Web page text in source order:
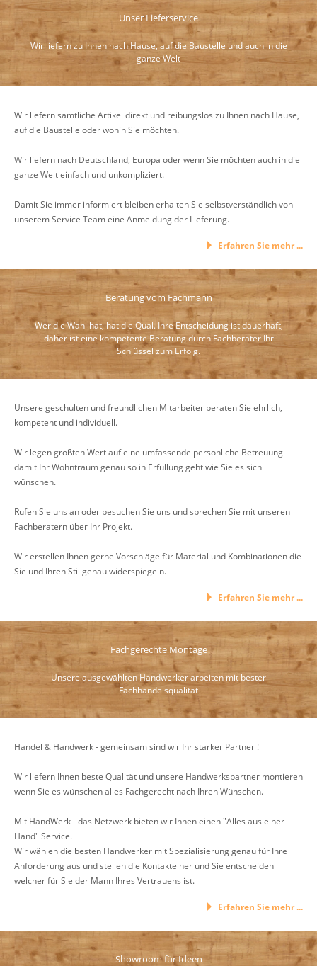
Unser Lieferservice
Wir liefern zu Ihnen nach Hause, auf die Baustelle und auch in die
ganze Welt
Wir liefern sämtliche Artikel direkt und reibungslos zu Ihnen nach Hause,
auf die Baustelle oder wohin Sie möchten.
Wir liefern nach Deutschland, Europa oder wenn Sie möchten auch in die
ganze Welt einfach und unkompliziert.
Damit Sie immer informiert bleiben erhalten Sie selbstverständlich von
unserem Service Team eine Anmeldung der Lieferung.
Erfahren Sie mehr ...
Beratung vom Fachmann
Wer die Wahl hat, hat die Qual. Ihre Entscheidung ist dauerhaft,
daher ist eine kompetente Beratung durch Fachberater Ihr
Schlüssel zum Erfolg.
Unsere geschulten und freundlichen Mitarbeiter beraten Sie ehrlich,
kompetent und individuell.
Wir legen größten Wert auf eine umfassende persönliche Betreuung
damit Ihr Wohntraum genau so in Erfüllung geht wie Sie es sich
wünschen.
Rufen Sie uns an oder besuchen Sie uns und sprechen Sie mit unseren
Fachberatern über Ihr Projekt.
Wir erstellen Ihnen gerne Vorschläge für Material und Kombinationen die
Sie und Ihren Stil genau widerspiegeln.
Erfahren Sie mehr ...
Fachgerechte Montage
Unsere ausgewählten Handwerker arbeiten mit bester
Fachhandelsqualität
Handel & Handwerk - gemeinsam sind wir Ihr starker Partner !
Wir liefern Ihnen beste Qualität und unsere Handwerkspartner montieren
wenn Sie es wünschen alles Fachgerecht nach Ihren Wünschen.
Mit HandWerk - das Netzwerk bieten wir Ihnen einen "Alles aus einer
Hand" Service.
Wir wählen die besten Handwerker mit Spezialisierung genau für Ihre
Anforderung aus und stellen die Kontakte her und Sie entscheiden
welcher für Sie der Mann Ihres Vertrauens ist.
Erfahren Sie mehr ...
Showroom für Ideen